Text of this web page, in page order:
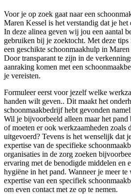
Voor je op zoek gaat naar een
Maren Kessel is het verstandig dat je het
In deze alinea geven wij jou een aantal
gebruiken bij je zoektocht. Met deze
een geschikte schoonmaakhulp in
Door transparant te zijn in de
aanraking komen met een
je vereisten.
Formuleer eerst voor jezelf welke
handen wilt geven.. Dit maakt het
schoonmaakbedrijf hebt gevonden
Wil je bijvoorbeeld alleen maar het pand
of moeten er ook werkzaamheden zoals
uitgevoerd? Tevens is het wenselijk dat
expertise van de specifieke
organisaties in de zorg zoeken
ervaring met de benodigde middelen en
hygiëne in het pand. Wanneer je meer
expertise van een specifiek
om even contact met ze op te nemen.